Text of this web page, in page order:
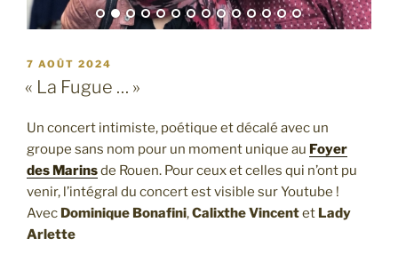
PUBLIÉ
LE
7 AOÛT 2024
« La Fugue … »
Un concert intimiste, poétique et décalé avec un
groupe sans nom pour un moment unique au Foyer
des Marinsde Rouen. Pour ceux et celles qui n’ont pu
venir, l’intégral du concert est visible sur Youtube !
Avec Dominique Bonafini,Calixthe Vincentet Lady
Arlette